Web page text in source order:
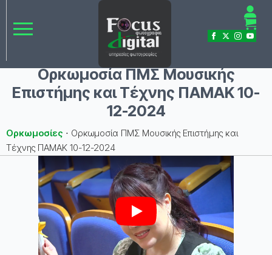
Ορκωμοσία ΠΜΣ Μουσικής
Επιστήμης και Τέχνης ΠΑΜΑΚ 10-
12-2024
Ορκωμοσίες ⋅ Ορκωμοσία ΠΜΣ Μουσικής Επιστήμης και
Τέχνης ΠΑΜΑΚ 10-12-2024
Play